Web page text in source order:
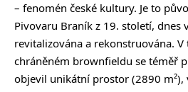
– fenomén české kultury. Je to
Pivovaru Braník z 19. století, dnes
revitalizována a rekonstruována.
chráněném brownfieldu se téměř
objevil unikátní prostor (2890 m²),